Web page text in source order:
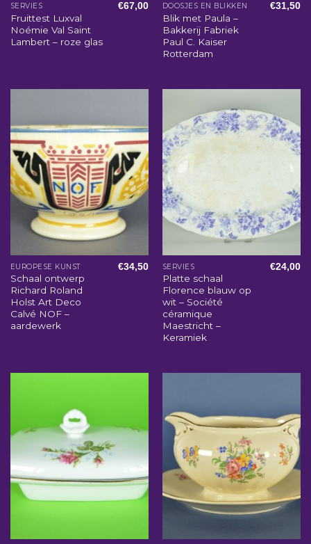
SERVIES
Fruittest Luxval
Noémie Val Saint
Lambert – roze glas
€67,00 DOOSJES EN BLIKKEN
Blik met Paula –
Bakkerij Fabriek
Paul C. Kaiser
Rotterdam
€31,50
EUROPESE KUNST
Schaal ontwerp
Richard Roland
Holst Art Deco
Calvé NOF –
aardewerk
€34,50 SERVIES
Platte schaal
Florence blauw op
wit – Société
céramique
Maestricht –
Keramiek
€24,00